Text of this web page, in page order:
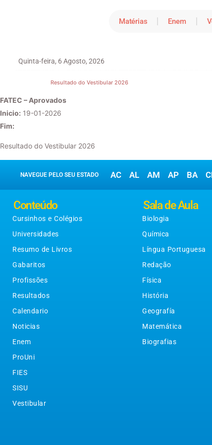
Matérias Enem
Quinta-feira, 6 Agosto, 2026
Resultado do Vestibular 2026
FATEC – Aprovados
Inicio: 19-01-2026
Fim:
Resultado do Vestibular 2026
NAVEGUE PELO SEU ESTADO AC AL AM AP BA
Conteúdo
Cursinhos e Colégios
Universidades
Resumo de Livros
Gabaritos
Profissões
Resultados
Calendario
Noticias
Enem
ProUni
FIES
SISU
Vestibular
Sala de Aula
Biologia
Química
Língua Portuguesa
Redação
Física
História
Geografía
Matemática
Biografias